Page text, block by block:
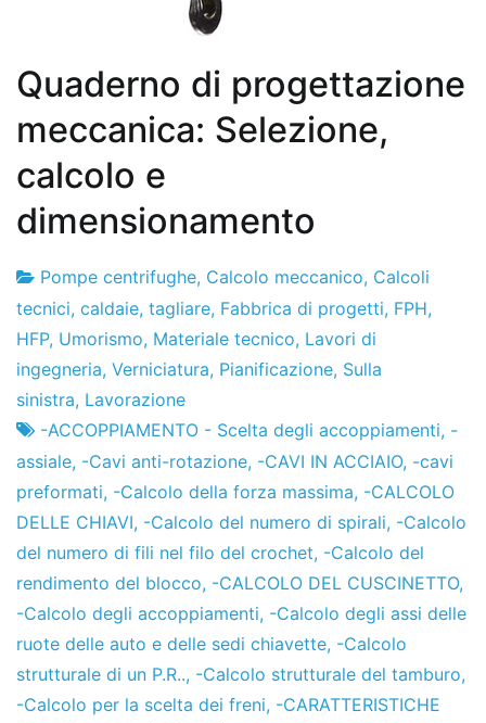
Quaderno di progettazione
meccanica: Selezione,
calcolo e
dimensionamento
Fabbrica
di
progetti
7
il
dicembre
de
2012
Pompe centrifughe, Calcolo meccanico, Calcoli
tecnici, caldaie, tagliare, Fabbrica di progetti, FPH,
HFP, Umorismo, Materiale tecnico, Lavori di
ingegneria, Verniciatura, Pianificazione, Sulla
sinistra, Lavorazione
-ACCOPPIAMENTO - Scelta degli accoppiamenti, -
assiale, -Cavi anti-rotazione, -CAVI IN ACCIAIO, -cavi
preformati, -Calcolo della forza massima, -CALCOLO
DELLE CHIAVI, -Calcolo del numero di spirali, -Calcolo
del numero di fili nel filo del crochet, -Calcolo del
rendimento del blocco, -CALCOLO DEL CUSCINETTO,
-Calcolo degli accoppiamenti, -Calcolo degli assi delle
ruote delle auto e delle sedi chiavette, -Calcolo
strutturale di un P.R.., -Calcolo strutturale del tamburo,
-Calcolo per la scelta dei freni, -CARATTERISTICHE